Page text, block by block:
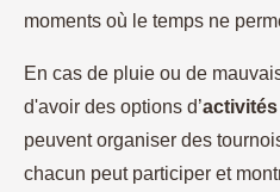
moments où le temps ne
En cas de pluie ou de
d'avoir des options d’
peuvent organiser des
chacun peut participer et